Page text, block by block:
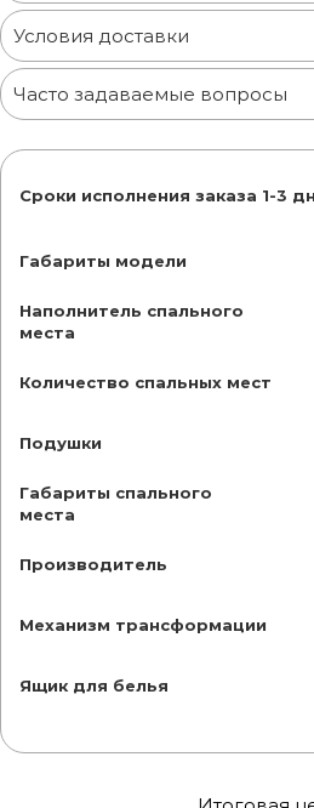
Условия доставки
Часто задаваемые вопросы
Сроки исполнения заказа 1-3
Габариты модели
Наполнитель спального
места
Количество спальных мест
Подушки
Габариты спального
места
Производитель
Механизм трансформации
Ящик для белья